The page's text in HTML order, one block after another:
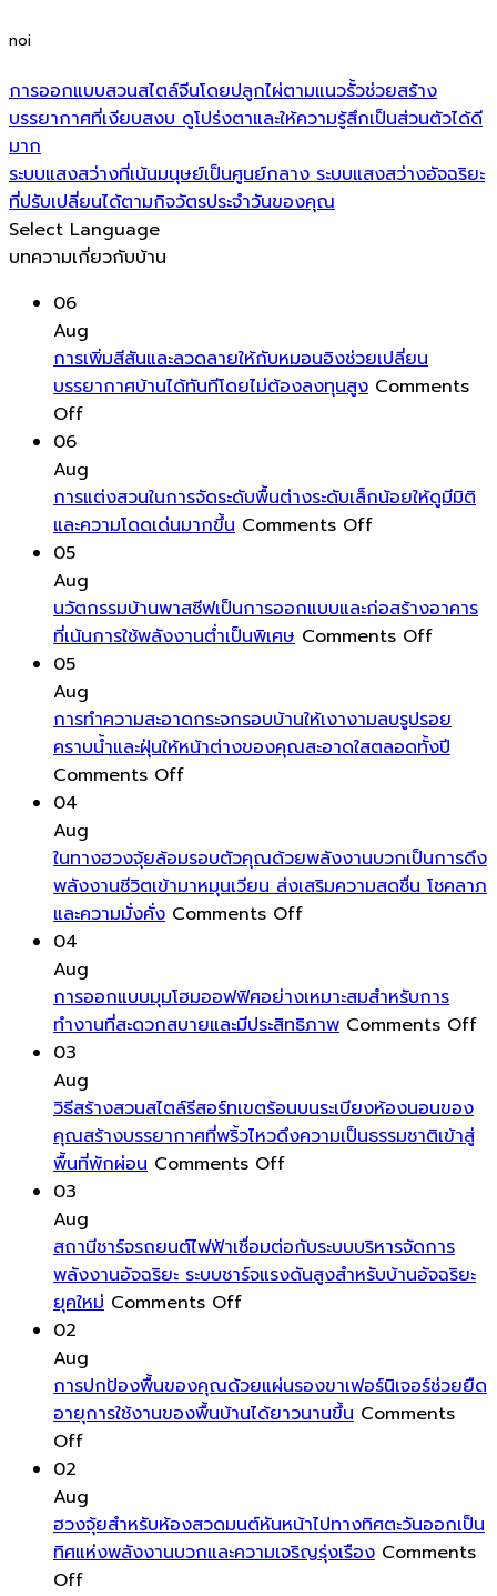
noi
การออกแบบสวนสไตล์จีนโดยปลูกไผ่ตามแนวรั้วช่วยสร้าง
บรรยากาศที่เงียบสงบ ดูโปร่งตาและให้ความรู้สึกเป็นส่วนตัวได้ดี
มาก
ระบบแสงสว่างที่เน้นมนุษย์เป็นศูนย์กลาง ระบบแสงสว่างอัจฉริยะ
ที่ปรับเปลี่ยนได้ตามกิจวัตรประจำวันของคุณ
Select Language
บทความเกี่ยวกับบ้าน
06
Aug
การเพิ่มสีสันและลวดลายให้กับหมอนอิงช่วยเปลี่ยน
บรรยากาศบ้านได้ทันทีโดยไม่ต้องลงทุนสูง Comments
Offon
เพิ่ม
สีสัน
และ
ให้
กับ
หมอน
ช่วย
เปลี่ยน
บรรยากาศ
บ้าน
ทันที
โดย
ไม่
ต้อง
สูง
06
Aug
การแต่งสวนในการจัดระดับพื้นต่างระดับเล็กน้อยให้ดูมีมิติ
และความโดดเด่นมากขึ้น Comments Offon
สวน
ใน
ระดับ
พื้น
น้อย
ให้
และ
ความ
มาก
ขึ้น
05
Aug
นวัตกรรมบ้านพาสซีฟเป็นการออกแบบและก่อสร้างอาคาร
ที่เน้นการใช้พลังงานต่ำเป็นพิเศษ Comments Offon
พาส
ซีฟ
ก่อสร้าง
อาคาร
ใช้
พลังงาน
พิเศษ
05
Aug
การทำความสะอาดกระจกรอบบ้านให้เงางามลบรูปรอย
คราบน้ำและฝุ่นให้หน้าต่างของคุณสะอาดใสตลอดทั้งปี
Comments Offon
สะอาด
กระจก
รอบ
เงา
งาม
รอย
คราบ
น้ำ
ให้
หน้าต่าง
ของ
ใส
ตลอด
04
Aug
ในทางฮวงจุ้ยล้อมรอบตัวคุณด้วยพลังงานบวกเป็นการดึง
พลังงานชีวิตเข้ามาหมุนเวียน ส่งเสริมความสดชื่น โชคลาภ
และความมั่งคั่ง Comments Offon
ฮ
วง
รอบ
ตัว
บวก
เป็นการ
เข้า
มา
ความ
สดชื่น
04
Aug
การออกแบบมุมโฮมออฟฟิศอย่างเหมาะสมสำหรับการ
ทำงานที่สะดวกสบายและมีประสิทธิภาพ Comments Offon
ส
03
Aug
วิธีสร้างสวนสไตล์รีสอร์ทเขตร้อนบนระเบียงห้องนอนของ
คุณสร้างบรรยากาศที่พริ้วไหวดึงความเป็นธรรมชาติเข้าสู่
พื้นที่พักผ่อน Comments Offon
สวน
สไตล์
บน
ระเบียง
คุณ
สร้าง
03
Aug
สถานีชาร์จรถยนต์ไฟฟ้าเชื่อมต่อกับระบบบริหารจัดการ
พลังงานอัจฉริยะ ระบบชาร์จแรงดันสูงสำหรับบ้านอัจฉริยะ
ยุคใหม่ Comments Offon
รถยนต์
ไฟฟ้า
ระบบ
บริหาร
02
Aug
การปกป้องพื้นของคุณด้วยแผ่นรองขาเฟอร์นิเจอร์ช่วยยืด
อายุการใช้งานของพื้นบ้านได้ยาวนานขึ้น Comments
Offon
ปกป้อง
พื้น
ของ
คุณ
02
Aug
ฮวงจุ้ยสำหรับห้องสวดมนต์หันหน้าไปทางทิศตะวันออกเป็น
ทิศแห่งพลังงานบวกและความเจริญรุ่งเรือง Comments
Offon